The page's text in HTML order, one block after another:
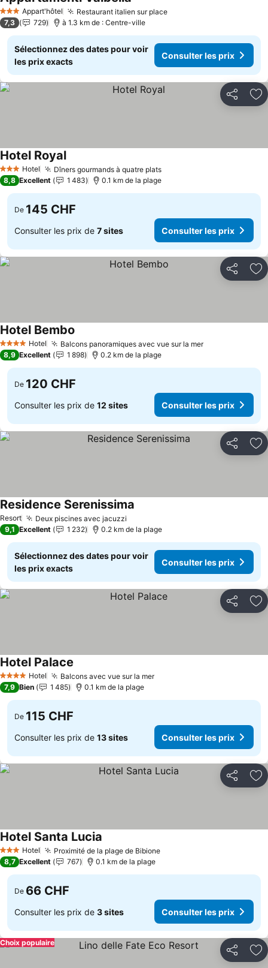
3 ÉtoilesAppart'hôtel Restaurant italien sur place
7,3 729 à 1.3 km de : Centre-ville
Sélectionnez des dates pour voir
les prix exacts
Consulter les prix
Partager
3 ÉtoilesHotel Dîners gourmands à quatre plats
Hotel Royal
8,8 Excellent 1 483 0.1 km de la plage
De 145 CHF
Consulter les prix de 7 sites Consulter les prix
Partager
4 Étoiles Hotel Balcons panoramiques avec vue sur la mer
Hotel Bembo
8,9 Excellent 1 898 0.2 km de la plage
De 120 CHF
Consulter les prix de 12 sites Consulter les prix
Partager
Resort Deux piscines avec jacuzzi
Residence Serenissima
9,1 Excellent 1 232 0.2 km de la plage
Sélectionnez des dates pour voir
les prix exacts
Consulter les prix
Partager
4 Étoiles Hotel Balcons avec vue sur la mer
Hotel Palace
7,9 Bien 1 485 0.1 km de la plage
De 115 CHF
Consulter les prix de 13 sites Consulter les prix
Partager
3 ÉtoilesHotel Proximité de la plage de Bibione
Hotel Santa Lucia
8,7 Excellent 767 0.1 km de la plage
De 66 CHF
Consulter les prix de 3 sites Consulter les prix
Partager
Choix populaire